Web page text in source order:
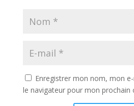
Enregistrer mon nom, mon
le navigateur pour mon prochain